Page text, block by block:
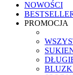
NOWOŚCI
PROMOCJA